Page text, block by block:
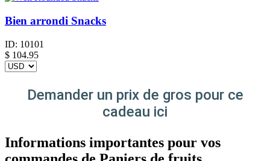
Bien arrondi Snacks
ID: 10101
$ 104.95
Demander un prix de gros pour ce
cadeau ici
Informations importantes pour vos